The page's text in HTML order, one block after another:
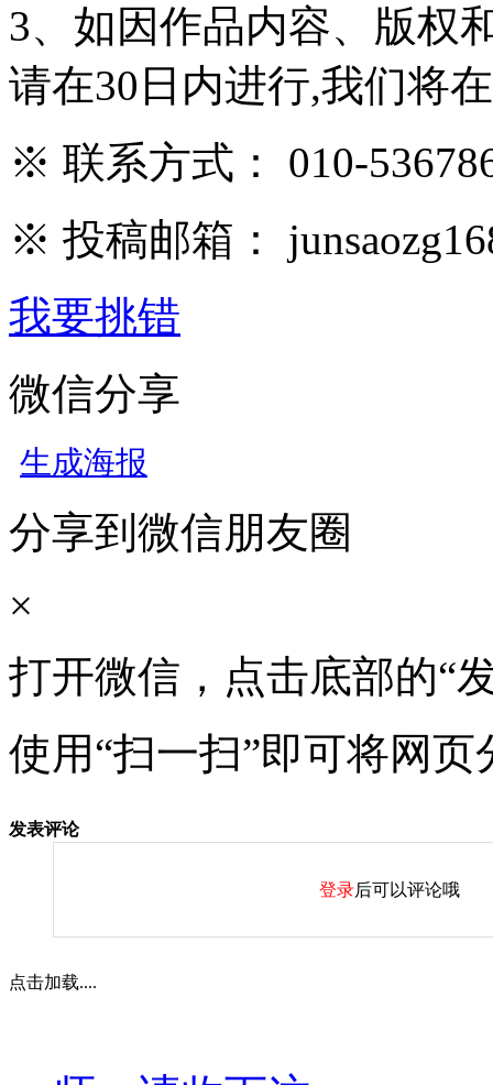
3、如因作品内容、版权
请在30日内进行,我们将
※ 联系方式： 010-
※ 投稿邮箱：
我要挑错
微信分享
生成海报
分享到微信朋友圈
×
打开微信，点击底部的“
使用“扫一扫”即可将网
发表评论
登录后可以评论哦
点击加载....